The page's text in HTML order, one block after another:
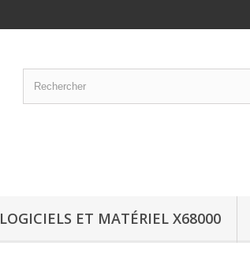
LOGICIELS ET MATÉRIEL X68000